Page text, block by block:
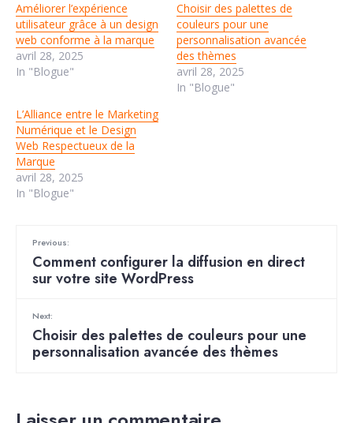
Améliorer l’expérience
utilisateur grâce à un design
web conforme à la marque
avril 28, 2025
In "Blogue"
Choisir des palettes de
couleurs pour une
personnalisation avancée
des thèmes
avril 28, 2025
In "Blogue"
L’Alliance entre le Marketing
Numérique et le Design
Web Respectueux de la
Marque
avril 28, 2025
In "Blogue"
Previous:
Comment configurer la diffusion en direct
sur votre site WordPress
Next:
Choisir des palettes de couleurs pour une
personnalisation avancée des thèmes